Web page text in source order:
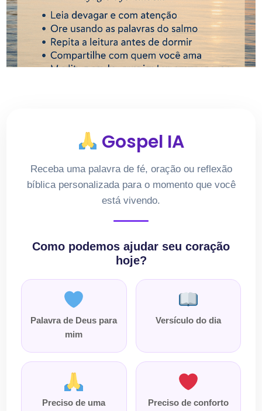
Gospel IA
Receba uma palavra de fé, oração ou reflexão
bíblica personalizada para o momento que você
está vivendo.
Como podemos ajudar seu coração
hoje?
Palavra de Deus para
mim
Versículo do dia
Preciso de uma
Preciso de conforto